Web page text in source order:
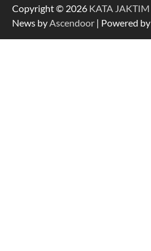
Copyright © 2026 KATA JAKTIM
News byAscendoor | Powered by